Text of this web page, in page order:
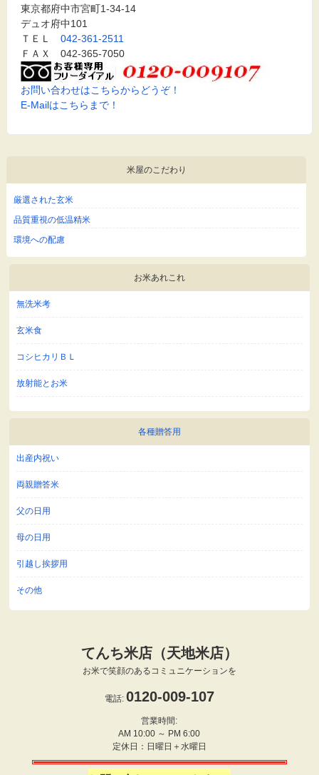
東京都府中市宮町1-34-14
デュオ府中101
ＴＥＬ 042-361-2511
ＦＡＸ 042-365-7050
お問い合わせはこちらからどうぞ！
E-Mailはこちらまで！
米屋のこだわり
厳選された玄米
品質重視の低温精米
環境への配慮
お米あれこれ
無洗米考
玄米食
コシヒカリＢＬ
放射能とお米
各種贈答用
出産内祝い
両親贈答米
父の日用
母の日用
引越し挨拶用
その他
てんち米店（天地米店）
お米で笑顔のあるコミュニケーションを
電話: 0120-009-107
営業時間:
AM 10:00 ～ PM 6:00
定休日：日曜日＋水曜日